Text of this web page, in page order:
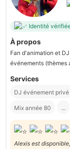
Identité
À propos
Fan d'animation et
événements (thèmes
Services
DJ événement privé
Mix année 80 ...
Alexis est